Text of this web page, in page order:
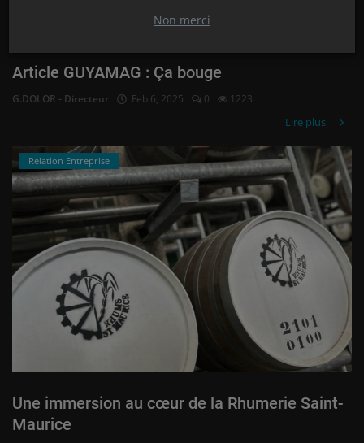
Non merci
Article GUYAMAG : Ça bouge
G.DOLOR - Directeur Feb 6, 2025 0 1223
Lire plus
Relation Entreprise
Une immersion au cœur de la Rhumerie Saint-
Maurice